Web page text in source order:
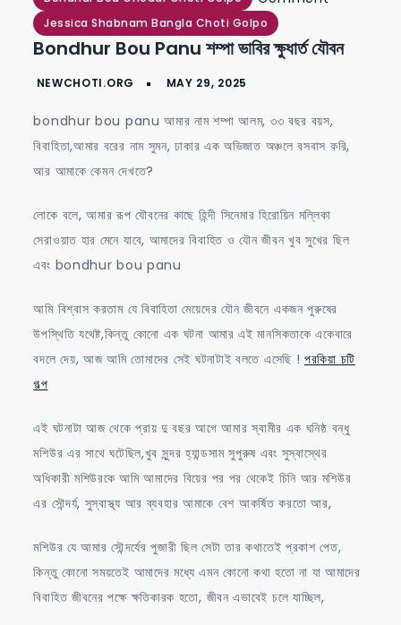
Jessica Shabnam Bangla Choti Golpo
bou
ভাবির
ক্ষুধার্ত
Bondhur Bou Panu শম্পা ভাবির ক্ষুধার্ত যৌবন
bondhur bou panu আমার নাম শম্পা আলম, ৩৩ বছর বয়স,
বিবাহিতা,আমার বরের নাম সুমন, ঢাকার এক অভিজাত অঞ্চলে বসবাস করি,
আর আমাকে কেমন দেখতে?
লোকে বলে, আমার রূপ যৌবনের কাছে হিন্দী সিনেমার হিরোয়িন মল্লিকা
সেরাওয়াত হার মেনে যাবে, আমাদের বিবাহিত ও যৌন জীবন খুব সুখের ছিল
এবং bondhur bou panu
আমি বিশ্বাস করতাম যে বিবাহিতা মেয়েদের যৌন জীবনে একজন পুরুষের
উপস্থিতি যথেষ্ট,কিন্তু কোনো এক ঘটনা আমার এই মানসিকতাকে একেবারে
বদলে দেয়, আজ আমি তোমাদের সেই ঘটনাটাই বলতে এসেছি !পরকিয়া চটি
গল্প
এই ঘটনাটা আজ থেকে প্রায় দু বছর আগে আমার স্বামীর এক ঘনিষ্ঠ বন্ধু
মশিউর এর সাথে ঘটেছিল,খুব সুন্দর হ্যান্ডসাম সুপুরুষ এবং সুস্বাস্থের
অধিকারী মশিউরকে আমি আমাদের বিয়ের পর পর থেকেই চিনি আর মশিউর
এর সৌন্দর্য, সুস্বাস্থ্য আর ব্যবহার আমাকে বেশ আকর্ষিত করতো আর,
মশিউর যে আমার সৌন্দর্যের পুজারী ছিল সেটা তার কথাতেই প্রকাশ পেত,
কিন্তু কোনো সময়তেই আমাদের মধ্যে এমন কোনো কথা হতো না যা আমাদের
বিবাহিত জীবনের পক্ষে ক্ষতিকারক হতো, জীবন এভাবেই চলে যাচ্ছিল,